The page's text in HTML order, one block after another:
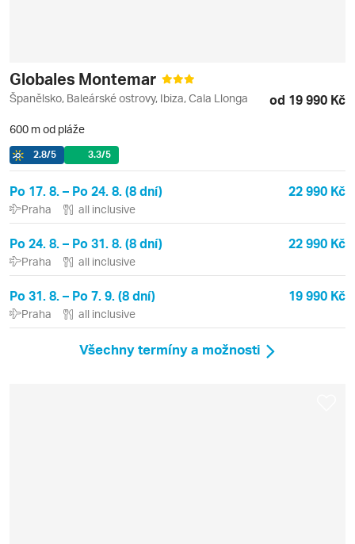
Globales Montemar
Španělsko, Baleárské ostrovy, Ibiza, Cala Llonga od 19 990 Kč
600 m od pláže
2.8/5 3.3/5
Po 17. 8. – Po 24. 8. (8 dní) 22 990 Kč
Praha all inclusive
Po 24. 8. – Po 31. 8. (8 dní) 22 990 Kč
Praha all inclusive
Po 31. 8. – Po 7. 9. (8 dní) 19 990 Kč
Praha all inclusive
Všechny termíny a možnosti